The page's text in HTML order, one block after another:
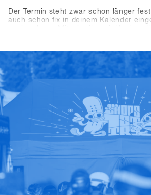
Der Termin steht zwar schon länger
auch schon fix in deinem Kalender
Buchungsschluss für ausstellende
September 2025, die Registrierung für
November 2025.Unser Tipp für alle
innerhalb der ersten drei Wochen an –
vom Early Bird Package mit 2×2-Tages-
Getränkevouchers für zwei
Gültig für alle Anmeldungen bis
2025.Good Times mit Shredden,
und High-Fives – das entspannteste
Jahres darfst du auf keinen Fall
in Hochfügen!